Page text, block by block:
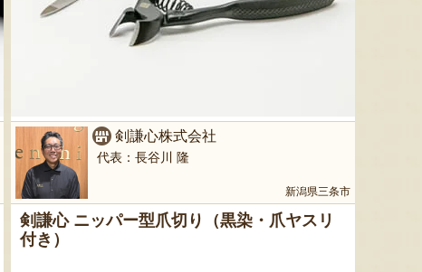
剣謙心株式会社
新潟県三条市
代表：長谷川 隆
剣謙心 ニッパー型爪切り（黒染・爪ヤスリ
付き）